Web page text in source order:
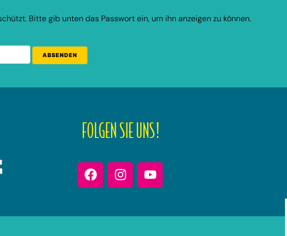
Bitte gib unten das Passwort ein, um ihn anzeigen zu können.
FOLGEN SIE UNS!